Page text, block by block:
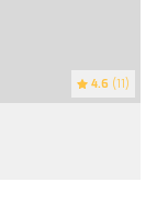
4.6 (11)